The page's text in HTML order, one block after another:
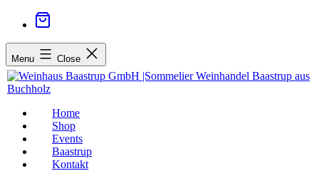
Menu Close
Home
Shop
Events
Baastrup
Kontakt